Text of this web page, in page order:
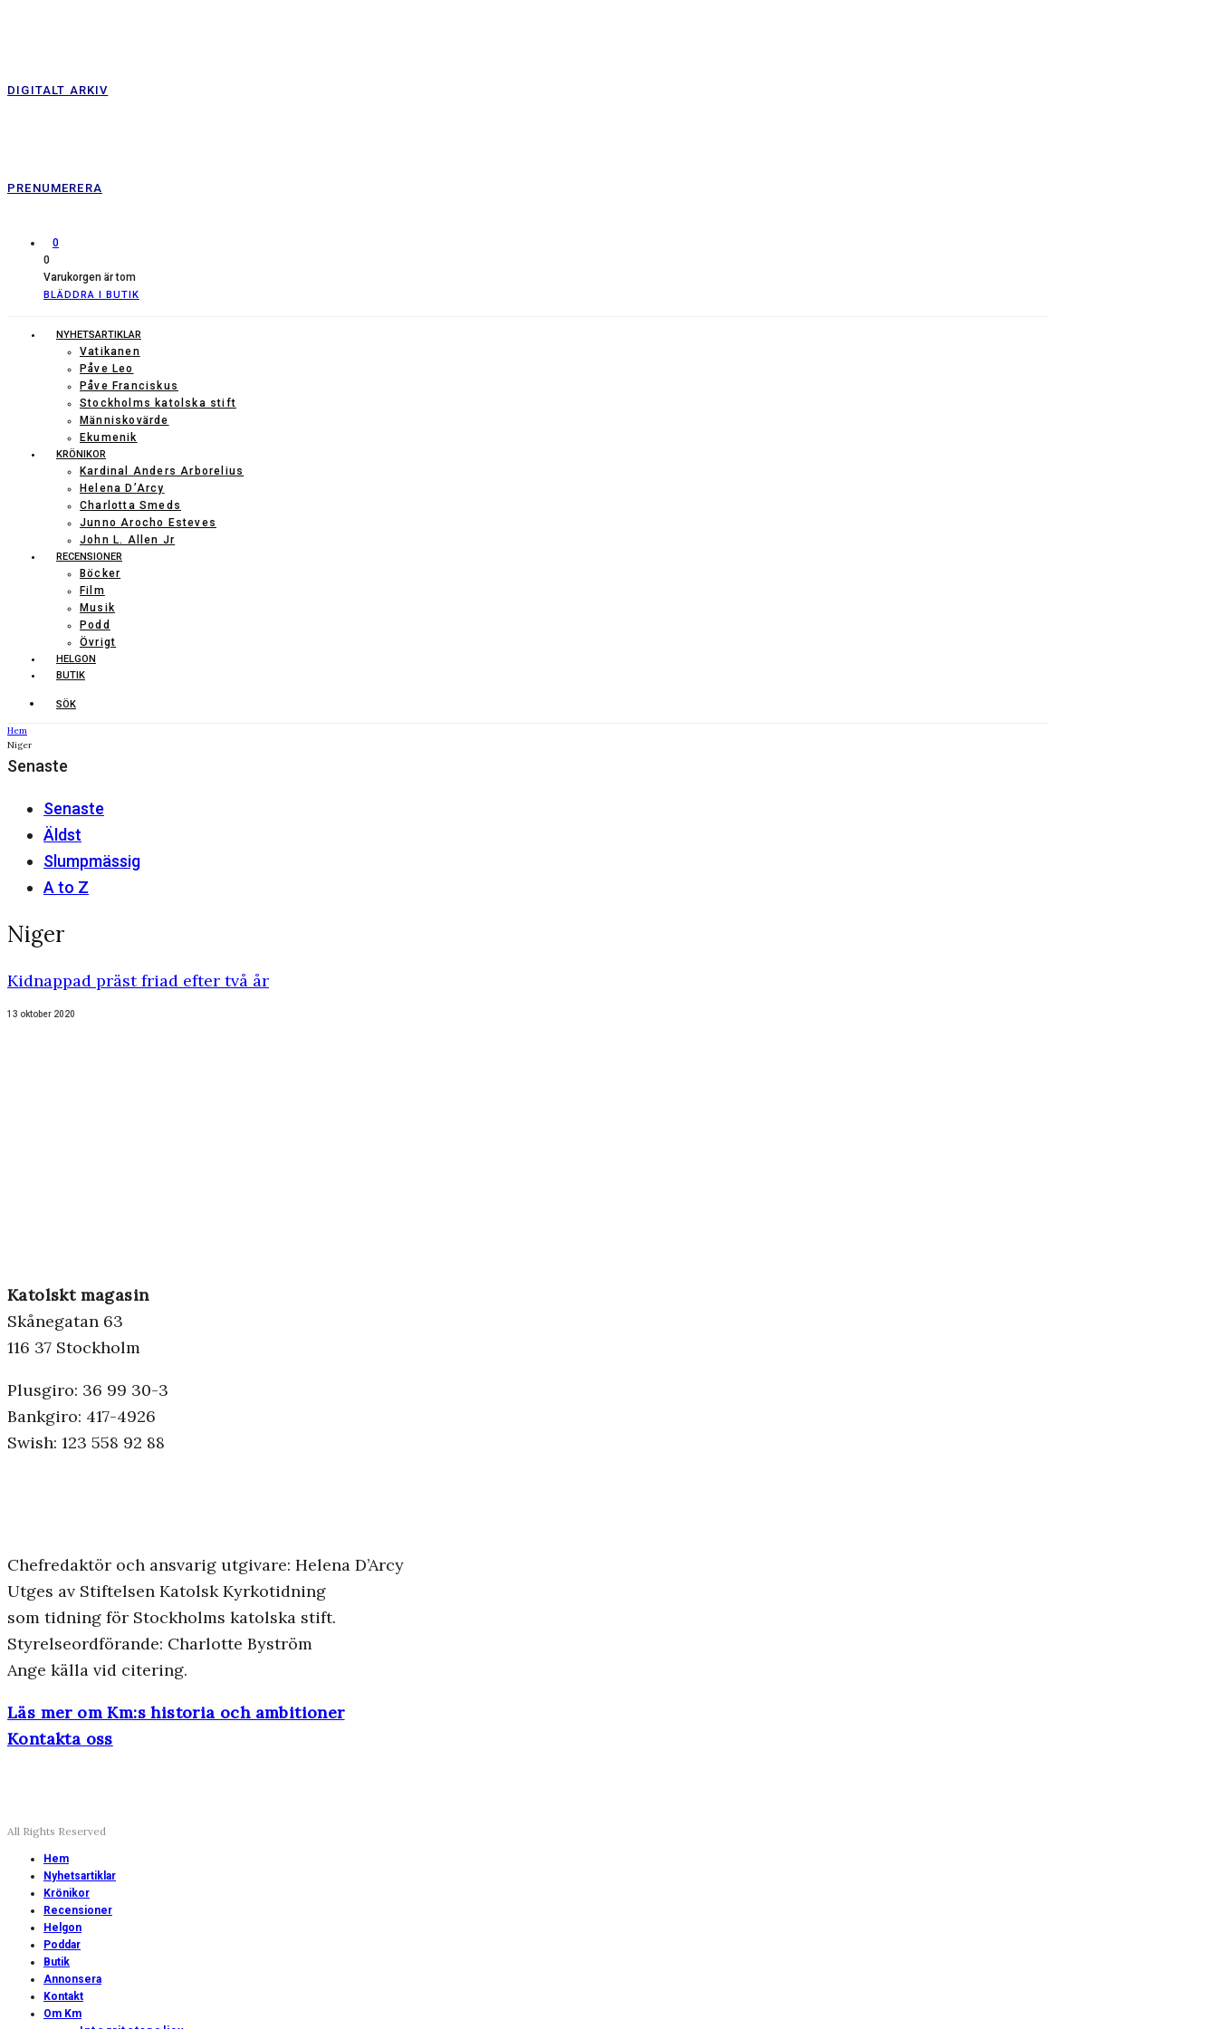
DIGITALT ARKIV
PRENUMERERA
0
0
Varukorgen är tom
BLÄDDRA I BUTIK
NYHETSARTIKLAR
Vatikanen
Påve Leo
Påve Franciskus
Stockholms katolska stift
Människovärde
Ekumenik
KRÖNIKOR
Kardinal Anders Arborelius
Helena D’Arcy
Charlotta Smeds
Junno Arocho Esteves
John L. Allen Jr
RECENSIONER
Böcker
Film
Musik
Podd
Övrigt
HELGON
BUTIK
SÖK
Hem
Niger
Senaste
Senaste
Äldst
Slumpmässig
A to Z
Niger
Kidnappad präst friad efter två år
13 oktober 2020
Katolskt magasin
Skånegatan 63
116 37 Stockholm
Plusgiro: 36 99 30-3
Bankgiro: 417-4926
Swish: 123 558 92 88
Chefredaktör och ansvarig utgivare: Helena D’Arcy
Utges av Stiftelsen Katolsk Kyrkotidning
som tidning för Stockholms katolska stift.
Styrelseordförande: Charlotte Byström
Ange källa vid citering.
Läs mer om Km:s historia och ambitioner
Kontakta oss
All Rights Reserved
Hem
Nyhetsartiklar
Krönikor
Recensioner
Helgon
Poddar
Butik
Annonsera
Kontakt
Om Km